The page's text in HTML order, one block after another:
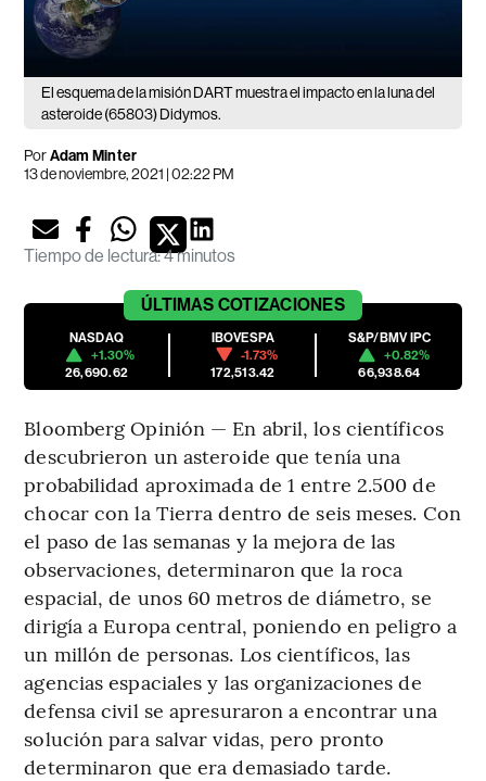
El esquema de la misión DART muestra el impacto en la luna del
asteroide (65803) Didymos.
PorAdam Minter
13 de noviembre, 2021 | 02:22 PM
Tiempo de lectura:4 minutos
ÚLTIMAS COTIZACIONES
NASDAQ
+1.30%
26,690.62
IBOVESPA
-1.73%
172,513.42
S&P/BMV IPC
+0.82%
66,938.64
Bloomberg Opinión — En abril, los científicos
descubrieron un asteroide que tenía una
probabilidad aproximada de 1 entre 2.500 de
chocar con la Tierra dentro de seis meses. Con
el paso de las semanas y la mejora de las
observaciones, determinaron que la roca
espacial, de unos 60 metros de diámetro, se
dirigía a Europa central, poniendo en peligro a
un millón de personas. Los científicos, las
agencias espaciales y las organizaciones de
defensa civil se apresuraron a encontrar una
solución para salvar vidas, pero pronto
determinaron que era demasiado tarde.